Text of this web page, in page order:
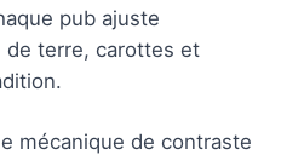
pub ajuste
de terre, carottes et
mécanique de contraste